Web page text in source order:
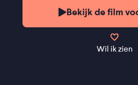
Bekijk de film
Wil ik zien